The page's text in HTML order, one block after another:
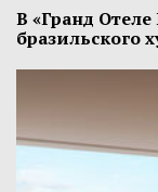
В «Гранд
бразильского